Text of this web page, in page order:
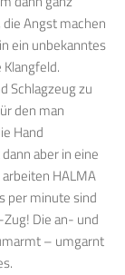
Angst machen
ein unbekanntes
Schlagzeug zu
den man
Hand
aber in eine
HALMA
per minute sind
Die an- und
– umgarnt